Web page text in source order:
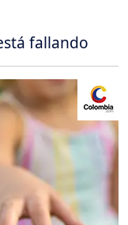
fallando